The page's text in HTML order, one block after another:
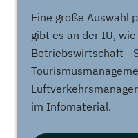
Eine große Auswahl
gibt es an der IU,
Betriebswirtschaft -
im Infomaterial.